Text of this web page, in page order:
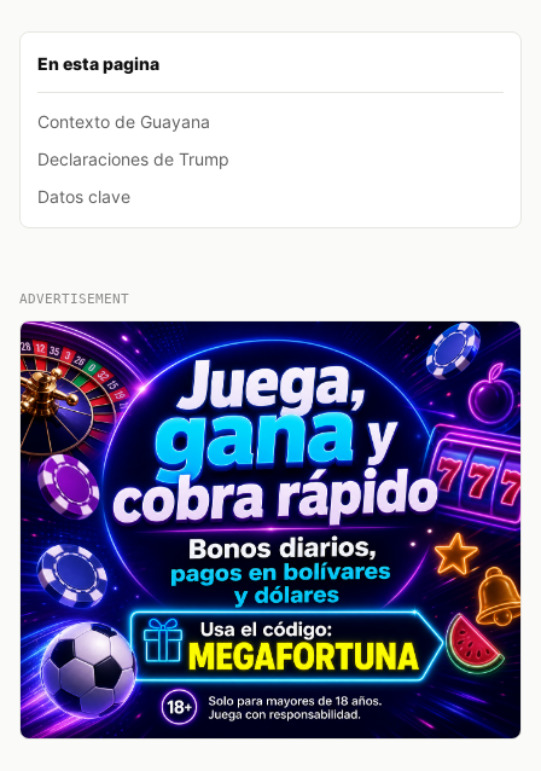
En esta pagina
Contexto de Guayana
Declaraciones de Trump
Datos clave
ADVERTISEMENT